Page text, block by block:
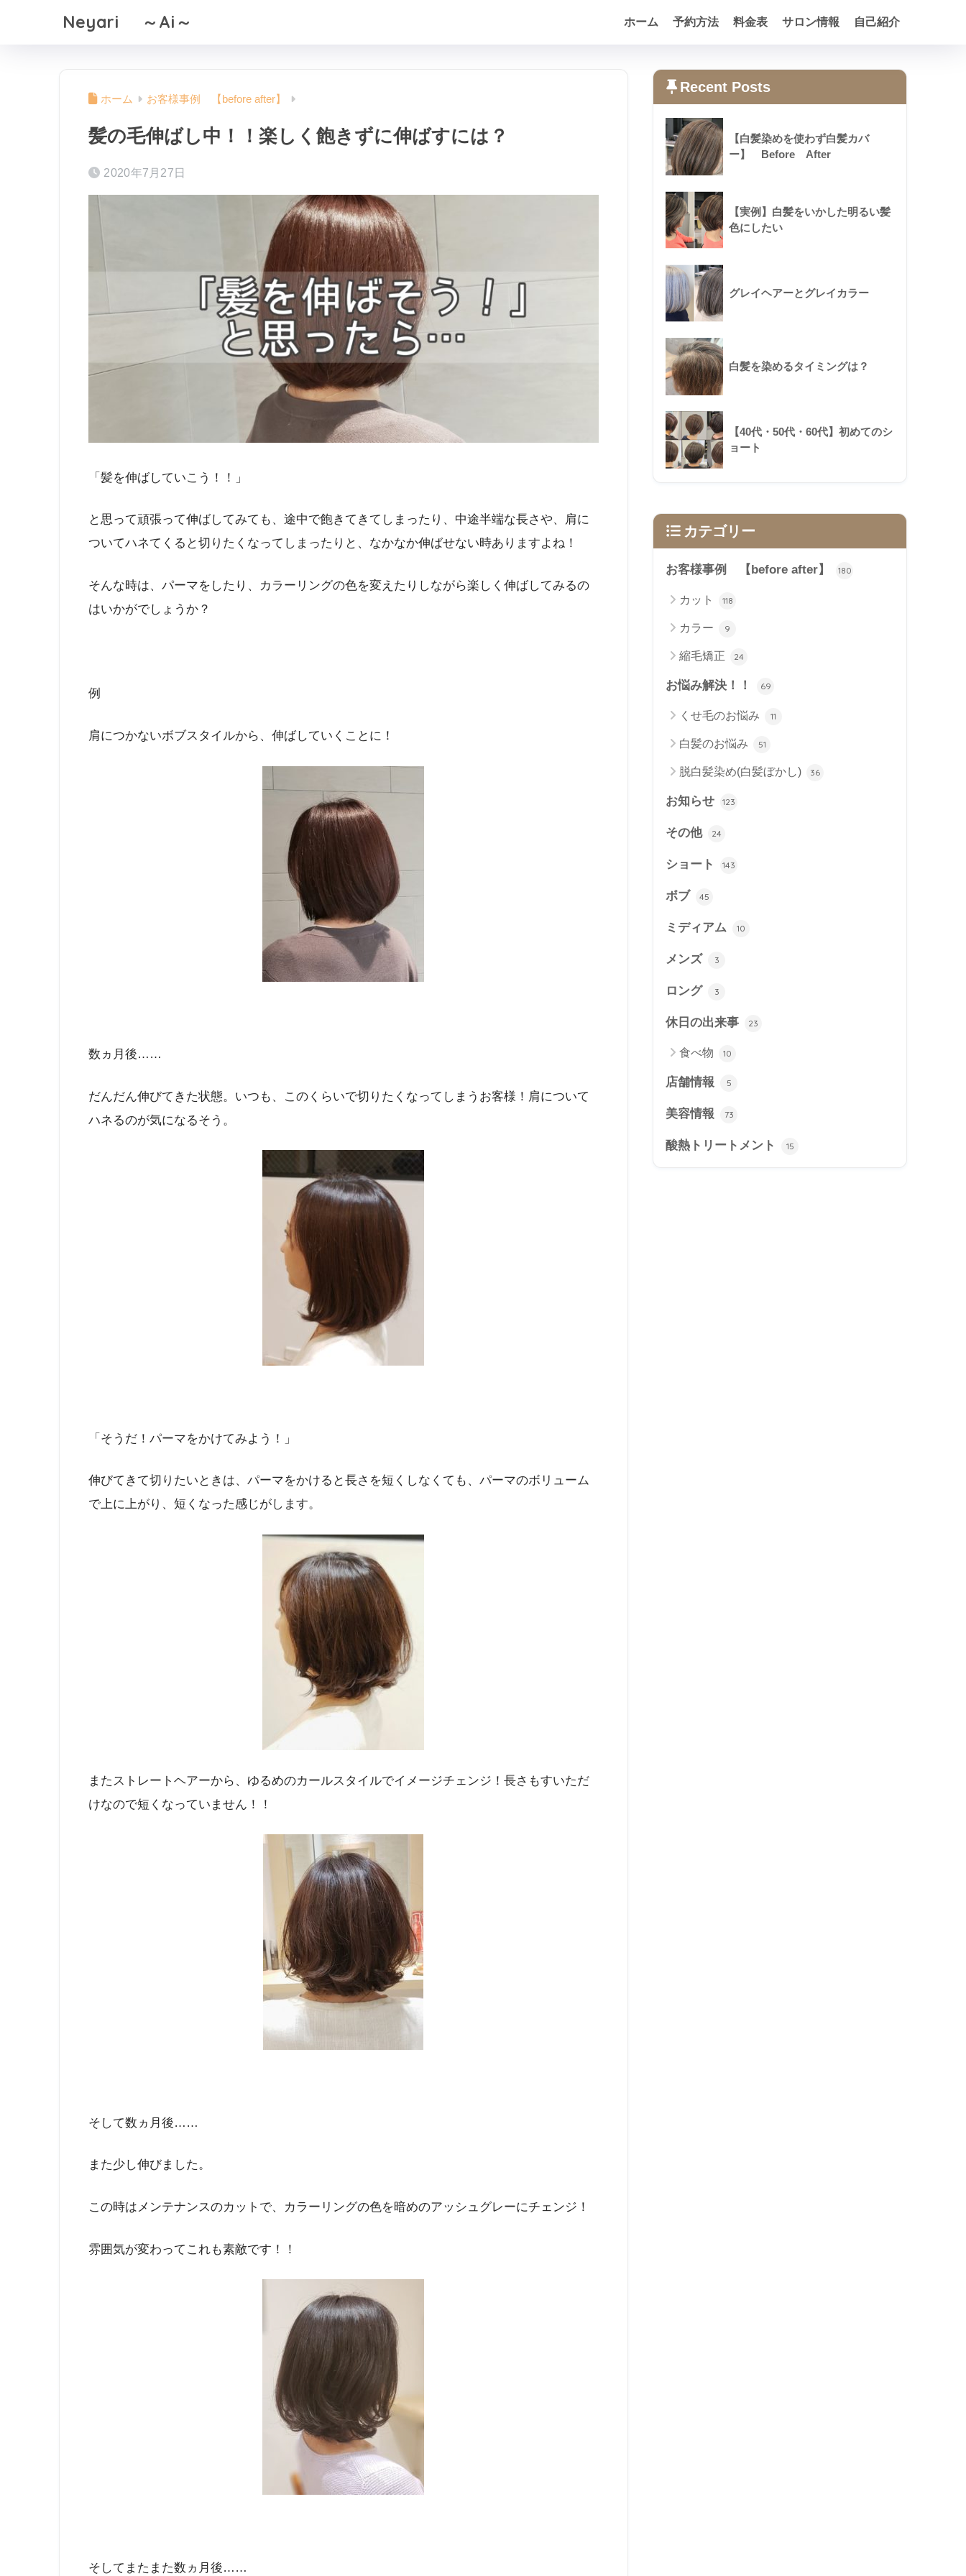
Neyari ～Ai～ ホーム 予約方法 料金表 サロン情報 自己紹介
ホーム お客様事例 【before after】
髪の毛伸ばし中！！楽しく飽きずに伸ばすには？
2020年7月27日
「髪を伸ばしていこう！！」
と思って頑張って伸ばしてみても、途中で飽きてきてしまったり、中途半端な長さや、肩に
ついてハネてくると切りたくなってしまったりと、なかなか伸ばせない時ありますよね！
そんな時は、パーマをしたり、カラーリングの色を変えたりしながら楽しく伸ばしてみるの
はいかがでしょうか？
例
肩につかないボブスタイルから、伸ばしていくことに！
数ヵ月後……
だんだん伸びてきた状態。いつも、このくらいで切りたくなってしまうお客様！肩について
ハネるのが気になるそう。
「そうだ！パーマをかけてみよう！」
伸びてきて切りたいときは、パーマをかけると長さを短くしなくても、パーマのボリューム
で上に上がり、短くなった感じがします。
またストレートヘアーから、ゆるめのカールスタイルでイメージチェンジ！長さもすいただ
けなので短くなっていません！！
そして数ヵ月後……
また少し伸びました。
この時はメンテナンスのカットで、カラーリングの色を暗めのアッシュグレーにチェンジ！
雰囲気が変わってこれも素敵です！！
そしてまたまた数ヵ月後……
Recent Posts
【白髪染めを使わず白髪カバ
ー】 Before After
【実例】白髪をいかした明るい髪
色にしたい
グレイヘアーとグレイカラー
白髪を染めるタイミングは？
【40代・50代・60代】初めてのシ
ョート
カテゴリー
お客様事例 【before after】 180
カット 118
カラー 9
縮毛矯正 24
お悩み解決！！ 69
くせ毛のお悩み 11
白髪のお悩み 51
脱白髪染め(白髪ぼかし) 36
お知らせ 123
その他 24
ショート 143
ボブ 45
ミディアム 10
メンズ 3
ロング 3
休日の出来事 23
食べ物 10
店舗情報 5
美容情報 73
酸熱トリートメント 15